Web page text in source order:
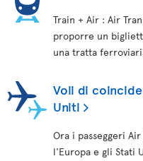
Train + Air : Air
proporre un
una tratta
Voli di
Uniti
Ora i passeggeri
l'Europa e gli Stati